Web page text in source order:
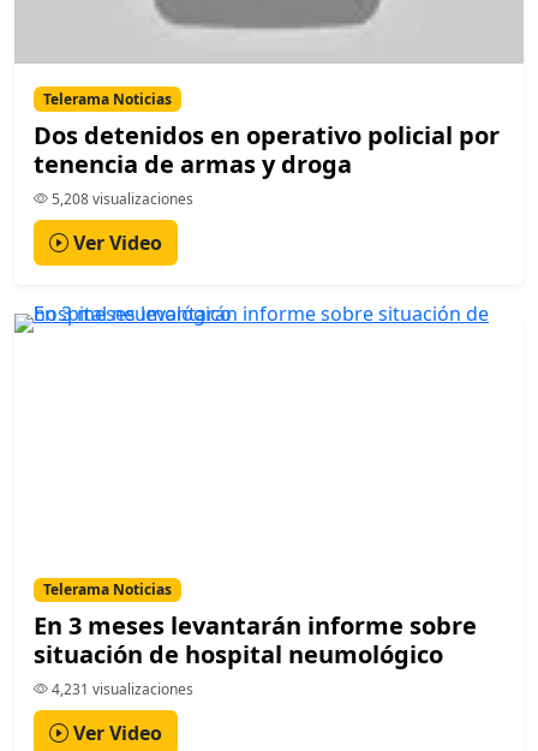
Telerama Noticias
Dos detenidos en operativo policial por
tenencia de armas y droga
5,208 visualizaciones
Ver Video
Telerama Noticias
En 3 meses levantarán informe sobre
situación de hospital neumológico
4,231 visualizaciones
Ver Video